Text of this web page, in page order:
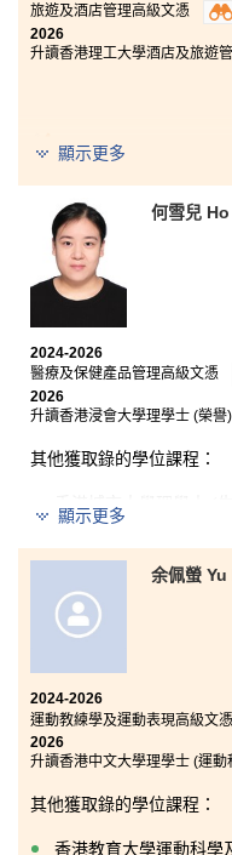
旅遊及酒店管理高級文憑
2026
升讀香港理工大學酒店及旅遊
本人極力推薦有意投
院。校園環境整潔舒
習環境。此外，課程
排合適的工作崗位，
了解酒店的日常營運。
我曾於香港麗晶酒店
實習情況及學習進度
現夢想。
顯示更多
何雪兒
2024-2026
醫療及保健產品管理高級文憑
2026
升讀香港浸會大學理學士 (榮譽)
其他獲取錄的學位課程：
香港城市大學理學士 (
香港理工大學應用老
制課程)
我在書院學習的兩年
領域知識與技能實踐
提供了寶貴的學習體驗
另外，我亦想藉此機
輔導員⼀直以來的教
的⿎勵和指導對我升讀
顯示更多
余佩螢
2024-2026
運動教練學及運動表現高級文憑
2026
升讀香港中文大學理學士 (運
其他獲取錄的學位課程：
香港教育大學運動科學